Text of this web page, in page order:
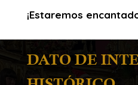
¡Estaremos
DATO DE